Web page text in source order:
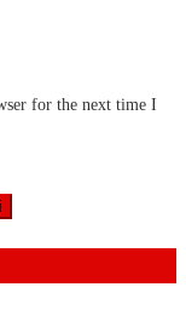
for the next time I